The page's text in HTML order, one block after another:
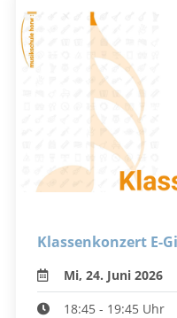
Klassenkonzert E-
Mi, 24. Juni 2026
18:45 - 19:45 Uhr